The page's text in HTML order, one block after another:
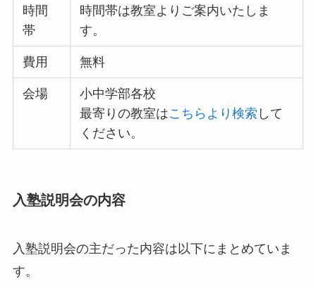
時間
帯
時間帯は教室よりご案内いたしま
す。
費用 無料
会場
小中学部各校
最寄りの教室はこちらより検索 して
ください。
入塾説明会の内容
入塾説明会の主だった内容は以下にまとめていま
す。